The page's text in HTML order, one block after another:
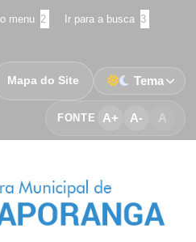
menu 2 Ir para a busca 3
FONTE A+ A- A
Mapa do Site Tema